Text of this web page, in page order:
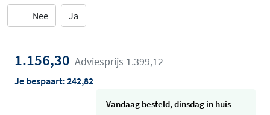
Nee Ja
1.156,30 Adviesprijs 1.399,12
Je bespaart:242,82
vandaag besteld, dinsdag in huis